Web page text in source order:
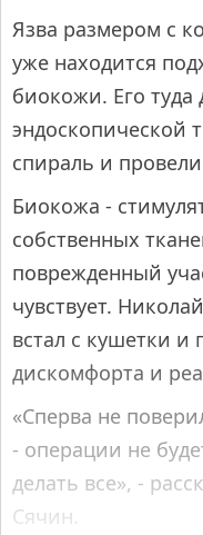
Язва размером с
уже находится
биокожи. Его
эндоскопической
спираль и
Биокожа -
собственных
поврежденный
чувствует.
встал с кушетки
дискомфорта и
«Сперва не
- операции не
делать все», -
Сячин.